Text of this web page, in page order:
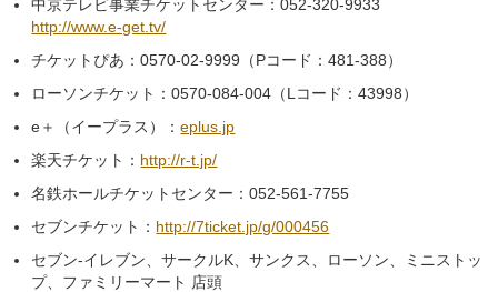
中京テレビ事業チケットセンター：052-320-9933
http://www.e-get.tv/
チケットぴあ：0570-02-9999（Pコード：481-388）
ローソンチケット：0570-084-004（Lコード：43998）
e＋（イープラス）：eplus.jp
楽天チケット： http://r-t.jp/
名鉄ホールチケットセンター：052-561-7755
セブンチケット： http://7ticket.jp/g/000456
セブン-イレブン、サークルK、サンクス、ローソン、ミニストッ
プ、ファミリーマート 店頭